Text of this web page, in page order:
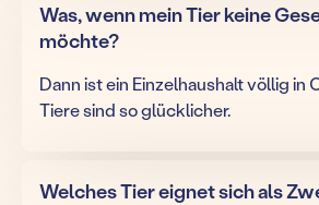
Was, wenn mein Tier keine
möchte?
Dann ist ein Einzelhaushalt völlig
Tiere sind so glücklicher.
Welches Tier eignet sich als